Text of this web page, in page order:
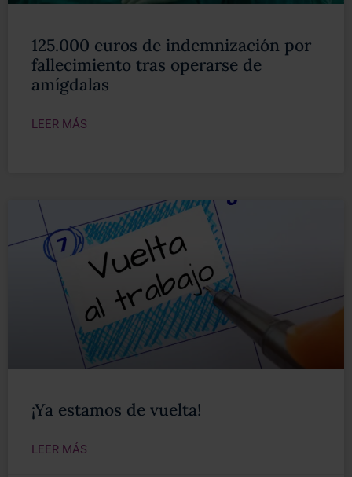
125.000 euros de indemnización por
fallecimiento tras operarse de
amígdalas
LEER MÁS
¡Ya estamos de vuelta!
LEER MÁS